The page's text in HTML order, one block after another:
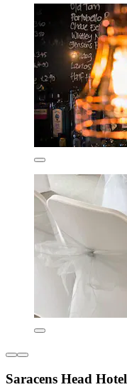
Saracens Head Hotel